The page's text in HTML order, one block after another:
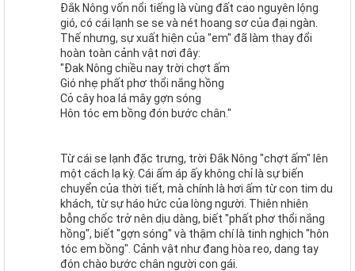
Đắk Nông vốn nổi tiếng là vùng đất cao nguyên lộng
gió, có cái lạnh se se và nét hoang sơ của đại ngàn.
Thế nhưng, sự xuất hiện của "em" đã làm thay đổi
hoàn toàn cảnh vật nơi đây:
"Đak Nông chiều nay trời chợt ấm
Gió nhẹ phất phơ thổi nắng hồng
Cỏ cây hoa lá mây gợn sóng
Hôn tóc em bồng đón bước chân."
Từ cái se lạnh đặc trưng, trời Đắk Nông "chợt ấm" lên
một cách lạ kỳ. Cái ấm áp ấy không chỉ là sự biến
chuyển của thời tiết, mà chính là hơi ấm từ con tim du
khách, từ sự háo hức của lòng người. Thiên nhiên
bỗng chốc trở nên dịu dàng, biết "phất phơ thổi nắng
hồng", biết "gợn sóng" và thậm chí là tinh nghịch "hôn
tóc em bồng". Cảnh vật như đang hòa reo, dang tay
đón chào bước chân người con gái.